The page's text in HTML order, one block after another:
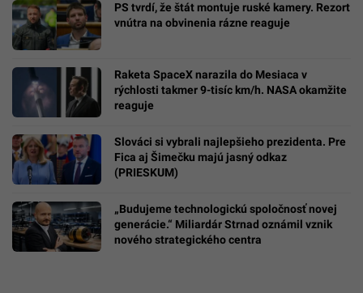
PS tvrdí, že štát montuje ruské kamery. Rezort
vnútra na obvinenia rázne reaguje
Raketa SpaceX narazila do Mesiaca v
rýchlosti takmer 9-tisíc km/h. NASA okamžite
reaguje
Slováci si vybrali najlepšieho prezidenta. Pre
Fica aj Šimečku majú jasný odkaz
(PRIESKUM)
„Budujeme technologickú spoločnosť novej
generácie.“ Miliardár Strnad oznámil vznik
nového strategického centra